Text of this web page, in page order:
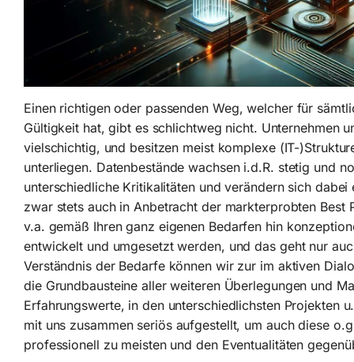
Einen richtigen oder passenden Weg, welcher für
Gültigkeit hat, gibt es schlichtweg nicht. Unternehmen
vielschichtig, und besitzen meist komplexe (IT-
unterliegen. Datenbestände wachsen i.d.R. stetig und
unterschiedliche Kritikalitäten und verändern sich
zwar stets auch in Anbetracht der markterprobten Best
v.a. gemäß Ihren ganz eigenen Bedarfen hin
entwickelt und umgesetzt werden, und das geht nur
Verständnis der Bedarfe können wir zur im aktiven
die Grundbausteine aller weiteren Überlegungen und
Erfahrungswerte, in den unterschiedlichsten Projekten
mit uns zusammen seriös aufgestellt, um auch diese
professionell zu meisten und den Eventualitäten